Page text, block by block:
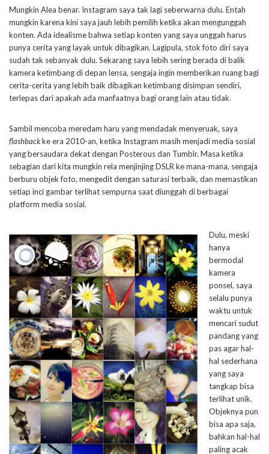
Mungkin Alea benar. Instagram saya tak lagi seberwarna dulu. Entah
mungkin karena kini saya jauh lebih pemilih ketika akan mengunggah
konten. Ada idealisme bahwa setiap konten yang saya unggah harus
punya cerita yang layak untuk dibagikan. Lagipula, stok foto diri saya
sudah tak sebanyak dulu. Sekarang saya lebih sering berada di balik
kamera ketimbang di depan lensa, sengaja ingin memberikan ruang bagi
cerita-cerita yang lebih baik dibagikan ketimbang disimpan sendiri,
terlepas dari apakah ada manfaatnya bagi orang lain atau tidak.
Sambil mencoba meredam haru yang mendadak menyeruak, saya
flashbackke era 2010-an, ketika Instagram masih menjadi media sosial
yang bersaudara dekat dengan Posterous dan Tumblr. Masa ketika
sebagian dari kita mungkin rela menjinjing DSLR ke mana-mana, sengaja
berburu objek foto, mengedit dengan saturasi terbaik, dan memastikan
setiap inci gambar terlihat sempurna saat diunggah di berbagai
platform media sosial.
Dulu, meski
hanya
bermodal
kamera
ponsel, saya
selalu punya
waktu untuk
mencari sudut
pandang yang
pas agar hal-
hal sederhana
yang saya
tangkap bisa
terlihat unik.
Objeknya pun
bisa apa saja,
bahkan hal-hal
paling acak